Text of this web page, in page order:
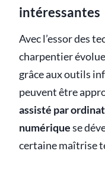
intéressantes
Avec l’essor des
charpentier
grâce aux outils
peuvent être
assisté par
numériquese
certaine maîtrise